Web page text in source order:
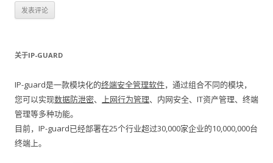
关于IP-GUARD
IP-guard是一款模块化的终端安全管理软件，通过组合不同的模块，
您可以实现数据防泄密、 上网行为管理、内网安全、IT资产管理、终端
管理等多种功能。
目前，IP-guard已经部署在25个行业超过30,000家企业的10,000,000台
终端上。